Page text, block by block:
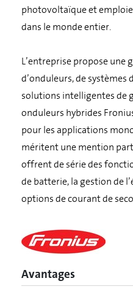
photovoltaïque et
dans le monde entier.
L’entreprise propose une
d’onduleurs, de systèmes
solutions intelligentes de
onduleurs hybrides
pour les applications
méritent une mention
offrent de série des
de batterie, la gestion de
options de courant de
Avantages